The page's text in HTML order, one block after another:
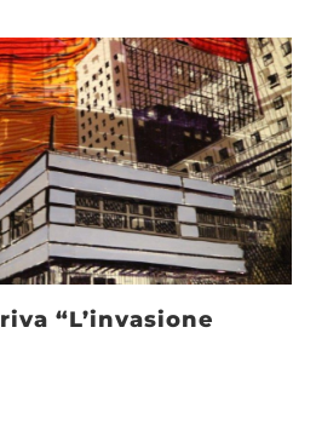
“L’invasione